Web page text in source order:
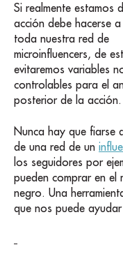
Si realmente estamos
acción debe hacerse
toda nuestra red de
microinfluencers, de
evitaremos variables
controlables para el
posterior de la acción.
Nunca hay que fiarse
de una red de un
los seguidores por
pueden comprar en el
negro. Una
que nos puede ayudar